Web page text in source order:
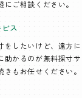
ご相談ください。
ス
をしたいけど、遠方に
助かるのが無料採寸サ
もお任せください。